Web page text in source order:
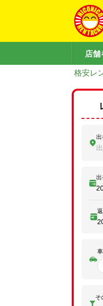
店舗
格安レ
そ